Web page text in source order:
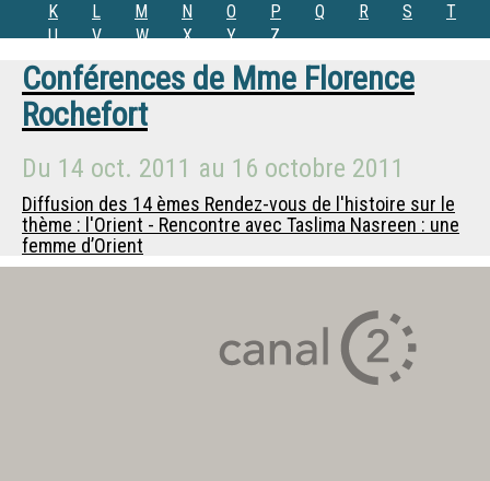
K
L M N O P Q R S
T
U
V W X Y Z
Conférences de Mme Florence
Rochefort
Du 14 oct. 2011 au 16 octobre 2011
Diffusion des 14 èmes Rendez-vous de l'histoire sur le
thème : l'Orient - Rencontre avec Taslima Nasreen : une
femme d’Orient